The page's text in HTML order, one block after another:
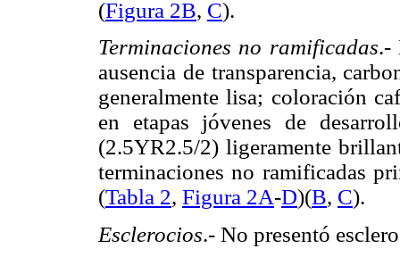
(Figura 2B, C).
Terminaciones no ramificadas.-
ausencia de transparencia,
generalmente lisa; coloración
en etapas jóvenes de
(2.5YR2.5/2) ligeramente
terminaciones no ramificadas
(Tabla 2, Figura 2A-D)(B, C).
Esclerocios.- No presentó